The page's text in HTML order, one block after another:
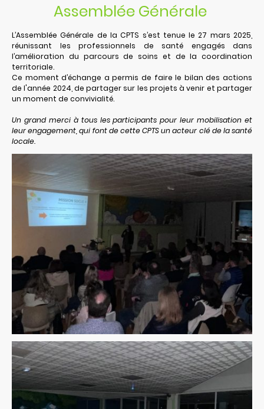
Assemblée Générale
L’Assemblée Générale de la CPTS s’est tenue le 27 mars 2025,
réunissant les professionnels de santé engagés dans
l’amélioration du parcours de soins et de la coordination
territoriale.
Ce moment d’échange a permis de faire le bilan des actions
de l'année 2024, de partager sur les projets à venir et partager
un moment de convivialité.
Un grand merci à tous les participants pour leur mobilisation et
leur engagement, qui font de cette CPTS un acteur clé de la santé
locale.